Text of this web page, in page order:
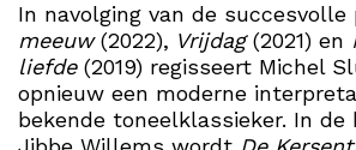
In navolging van de succesvolle
meeuw(2022), Vrijdag(2021) en
liefde (2019) regisseert Michel
opnieuw een moderne
bekende toneelklassieker. In de